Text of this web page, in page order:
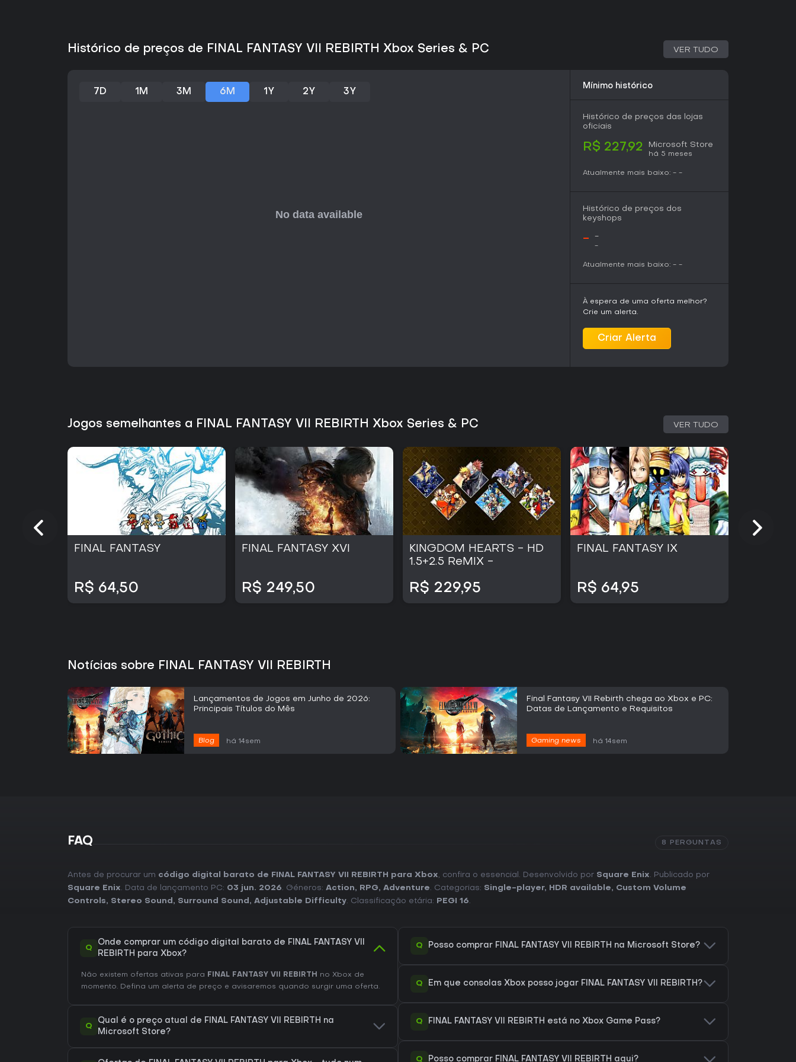
no OpenCritic, atrai fãs de RPGs que curtem batalhas action e narrativas ricas.
corte de preço na versão PC e opções extras de dificuldade. Se você gosta de
Histórico de preços de FINAL FANTASY VII REBIRTH Xbox Series & PC VER TUDO
7D 1M 3M 6M 1Y 2Y 3Y
Mínimo histórico
Histórico de preços das lojas
oficiais
R$ 227,92 Microsoft Store
há 5 meses
Atualmente mais baixo: - -
Histórico de preços dos
keyshops
- -
-
Atualmente mais baixo: - -
À espera de uma oferta melhor?
Crie um alerta.
Criar Alerta
Jogos semelhantes a FINAL FANTASY VII REBIRTH Xbox Series & PC VER TUDO
FINAL FANTASY
R$ 64,50
FINAL FANTASY XVI
R$ 249,50
KINGDOM HEARTS - HD
1.5+2.5 ReMIX -
R$ 229,95
FINAL FANTASY IX
R$ 64,95
Notícias sobre FINAL FANTASY VII REBIRTH
Lançamentos de Jogos em Junho de 2026:
Principais Títulos do Mês
Blog há 14sem
Final Fantasy VII Rebirth chega ao Xbox e PC:
Datas de Lançamento e Requisitos
Gaming news há 14sem
FAQ 8 PERGUNTAS
Antes de procurar um código digital barato de FINAL FANTASY VII REBIRTH para Xbox, confira o essencial. Desenvolvido por Square Enix. Publicado por
Square Enix. Data de lançamento PC: 03 jun. 2026. Géneros: Action, RPG, Adventure. Categorias: Single-player, HDR available, Custom Volume
Controls, Stereo Sound , Surround Sound , Adjustable Difficulty. Classificação etária: PEGI 16.
Q
Onde comprar um código digital barato de FINAL FANTASY VII
REBIRTH para Xbox?
Não existem ofertas ativas para FINAL FANTASY VII REBIRTH
no Xbox de
momento. Defina um alerta de preço e avisaremos quando surgir uma oferta.
Q
Qual é o preço atual de FINAL FANTASY VII REBIRTH na
Microsoft Store?
Q Posso comprar FINAL FANTASY VII REBIRTH na Microsoft Store?
Q Em que consolas Xbox posso jogar FINAL FANTASY VII REBIRTH?
Q FINAL FANTASY VII REBIRTH está no Xbox Game Pass?
Q Posso comprar FINAL FANTASY VII REBIRTH aqui?